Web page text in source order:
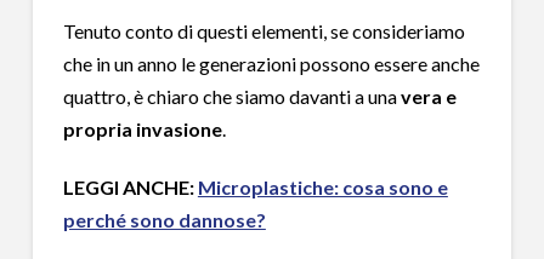
Tenuto conto di questi elementi, se consideriamo
che in un anno le generazioni possono essere anche
quattro, è chiaro che siamo davanti a unavera e
propria invasione.
LEGGI ANCHE: Microplastiche: cosa sono e
perché sono dannose?